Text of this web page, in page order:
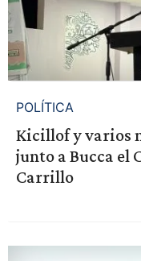
POLÍTICA
Kicillof y varios
junto a Bucca el
Carrillo